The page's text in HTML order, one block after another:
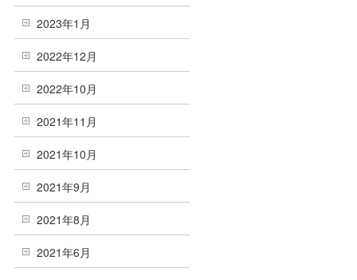
2023年1月
2022年12月
2022年10月
2021年11月
2021年10月
2021年9月
2021年8月
2021年6月